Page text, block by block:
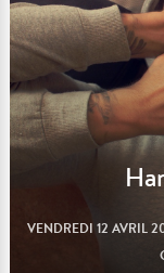
VENDREDI 12 AVRIL